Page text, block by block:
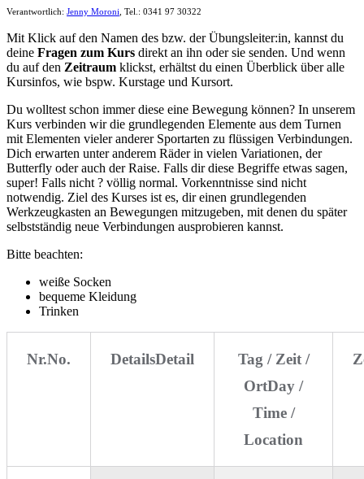
Verantwortlich: Jenny Moroni , Tel.: 0341 97 30322
Mit Klick auf den Namen des bzw. der Übungsleiter:in, kannst du
deine Fragen zum Kurs direkt an ihn oder sie senden. Und wenn
du auf den Zeitraum klickst, erhältst du einen Überblick über alle
Kursinfos, wie bspw. Kurstage und Kursort.
Du wolltest schon immer diese eine Bewegung können? In unserem
Kurs verbinden wir die grundlegenden Elemente aus dem Turnen
mit Elementen vieler anderer Sportarten zu flüssigen Verbindungen.
Dich erwarten unter anderem Räder in vielen Variationen, der
Butterfly oder auch der Raise. Falls dir diese Begriffe etwas sagen,
super! Falls nicht ? völlig normal. Vorkenntnisse sind nicht
notwendig. Ziel des Kurses ist es, dir einen grundlegenden
Werkzeugkasten an Bewegungen mitzugeben, mit denen du später
selbstständig neue Verbindungen ausprobieren kannst.
Bitte beachten:
weiße Socken
bequeme Kleidung
Trinken
Nr.No. DetailsDetail
Tag / Zeit /
OrtDay /
Time /
Location